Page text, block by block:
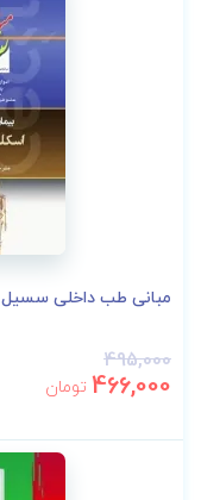
مبانی طب داخلی سسیل 2022 بیماری‌های عضلانی اسکلتی ...
495,000
466,000 تومان